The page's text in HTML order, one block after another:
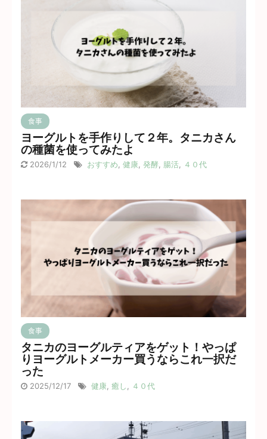
食事
ヨーグルトを手作りして２年。タニカさん
の種菌を使ってみたよ
2026/1/12 おすすめ 健康 発酵 腸活 ４０代
食事
タニカのヨーグルティアをゲット！やっぱ
りヨーグルトメーカー買うならこれ一択だ
った
2025/12/17 健康, 癒し, ４０代